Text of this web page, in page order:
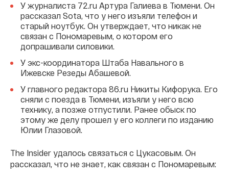
У журналиста 72.ru Артура Галиева в Тюмени. Он
рассказал Sota, что у него изъяли телефон и
старый ноутбук. Он утверждает, что никак не
связан с Пономаревым, о котором его
допрашивали силовики.
У экс-координатора Штаба Навального в
Ижевске Резеды Абашевой.
У главного редактора 86.ru Никиты Кифорука. Его
сняли с поезда в Тюмени, изъяли у него всю
технику, а позже отпустили. Ранее обыск по
этому же делу прошел у его коллеги по изданию
Юлии Глазовой.
The Insider удалось связаться с Цукасовым. Он
рассказал, что не знает, как связан с Пономаревым: